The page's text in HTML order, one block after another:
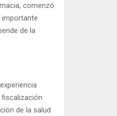
comenzó
importante
de la
de la salud